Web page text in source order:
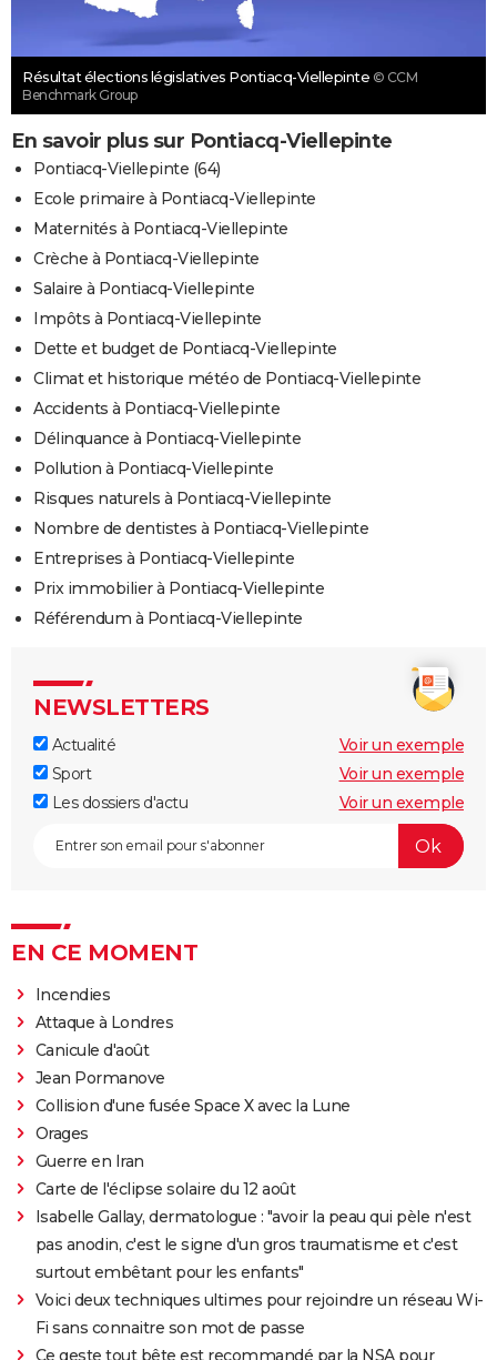
Résultat élections législatives Pontiacq-Viellepinte © CCM
Benchmark Group
En savoir plus sur Pontiacq-Viellepinte
Pontiacq-Viellepinte (64)
Ecole primaire à Pontiacq-Viellepinte
Maternités à Pontiacq-Viellepinte
Crèche à Pontiacq-Viellepinte
Salaire à Pontiacq-Viellepinte
Impôts à Pontiacq-Viellepinte
Dette et budget de Pontiacq-Viellepinte
Climat et historique météo de Pontiacq-Viellepinte
Accidents à Pontiacq-Viellepinte
Délinquance à Pontiacq-Viellepinte
Pollution à Pontiacq-Viellepinte
Risques naturels à Pontiacq-Viellepinte
Nombre de dentistes à Pontiacq-Viellepinte
Entreprises à Pontiacq-Viellepinte
Prix immobilier à Pontiacq-Viellepinte
Référendum à Pontiacq-Viellepinte
NEWSLETTERS
Actualité
Voir un exemple
Sport
Voir un exemple
Les dossiers d'actu
Voir un exemple
EN CE MOMENT
Incendies
Attaque à Londres
Canicule d'août
Jean Pormanove
Collision d'une fusée Space X avec la Lune
Orages
Guerre en Iran
Carte de l'éclipse solaire du 12 août
Isabelle Gallay, dermatologue : "avoir la peau qui pèle n'est
pas anodin, c'est le signe d'un gros traumatisme et c'est
surtout embêtant pour les enfants"
Voici deux techniques ultimes pour rejoindre un réseau Wi-
Fi sans connaitre son mot de passe
Ce geste tout bête est recommandé par la NSA pour